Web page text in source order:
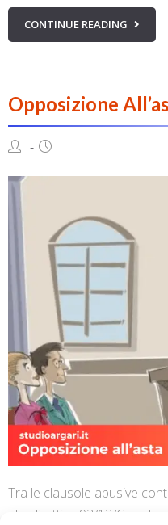
CONTINUE READING
Opposizione
Tra le clausole abusive
alla direttiva 93/13/Cee